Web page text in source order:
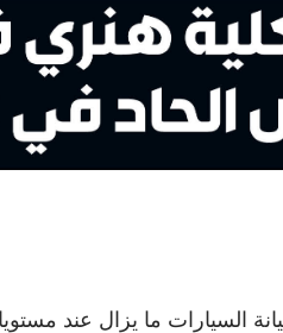
السيارات ما يزال عند